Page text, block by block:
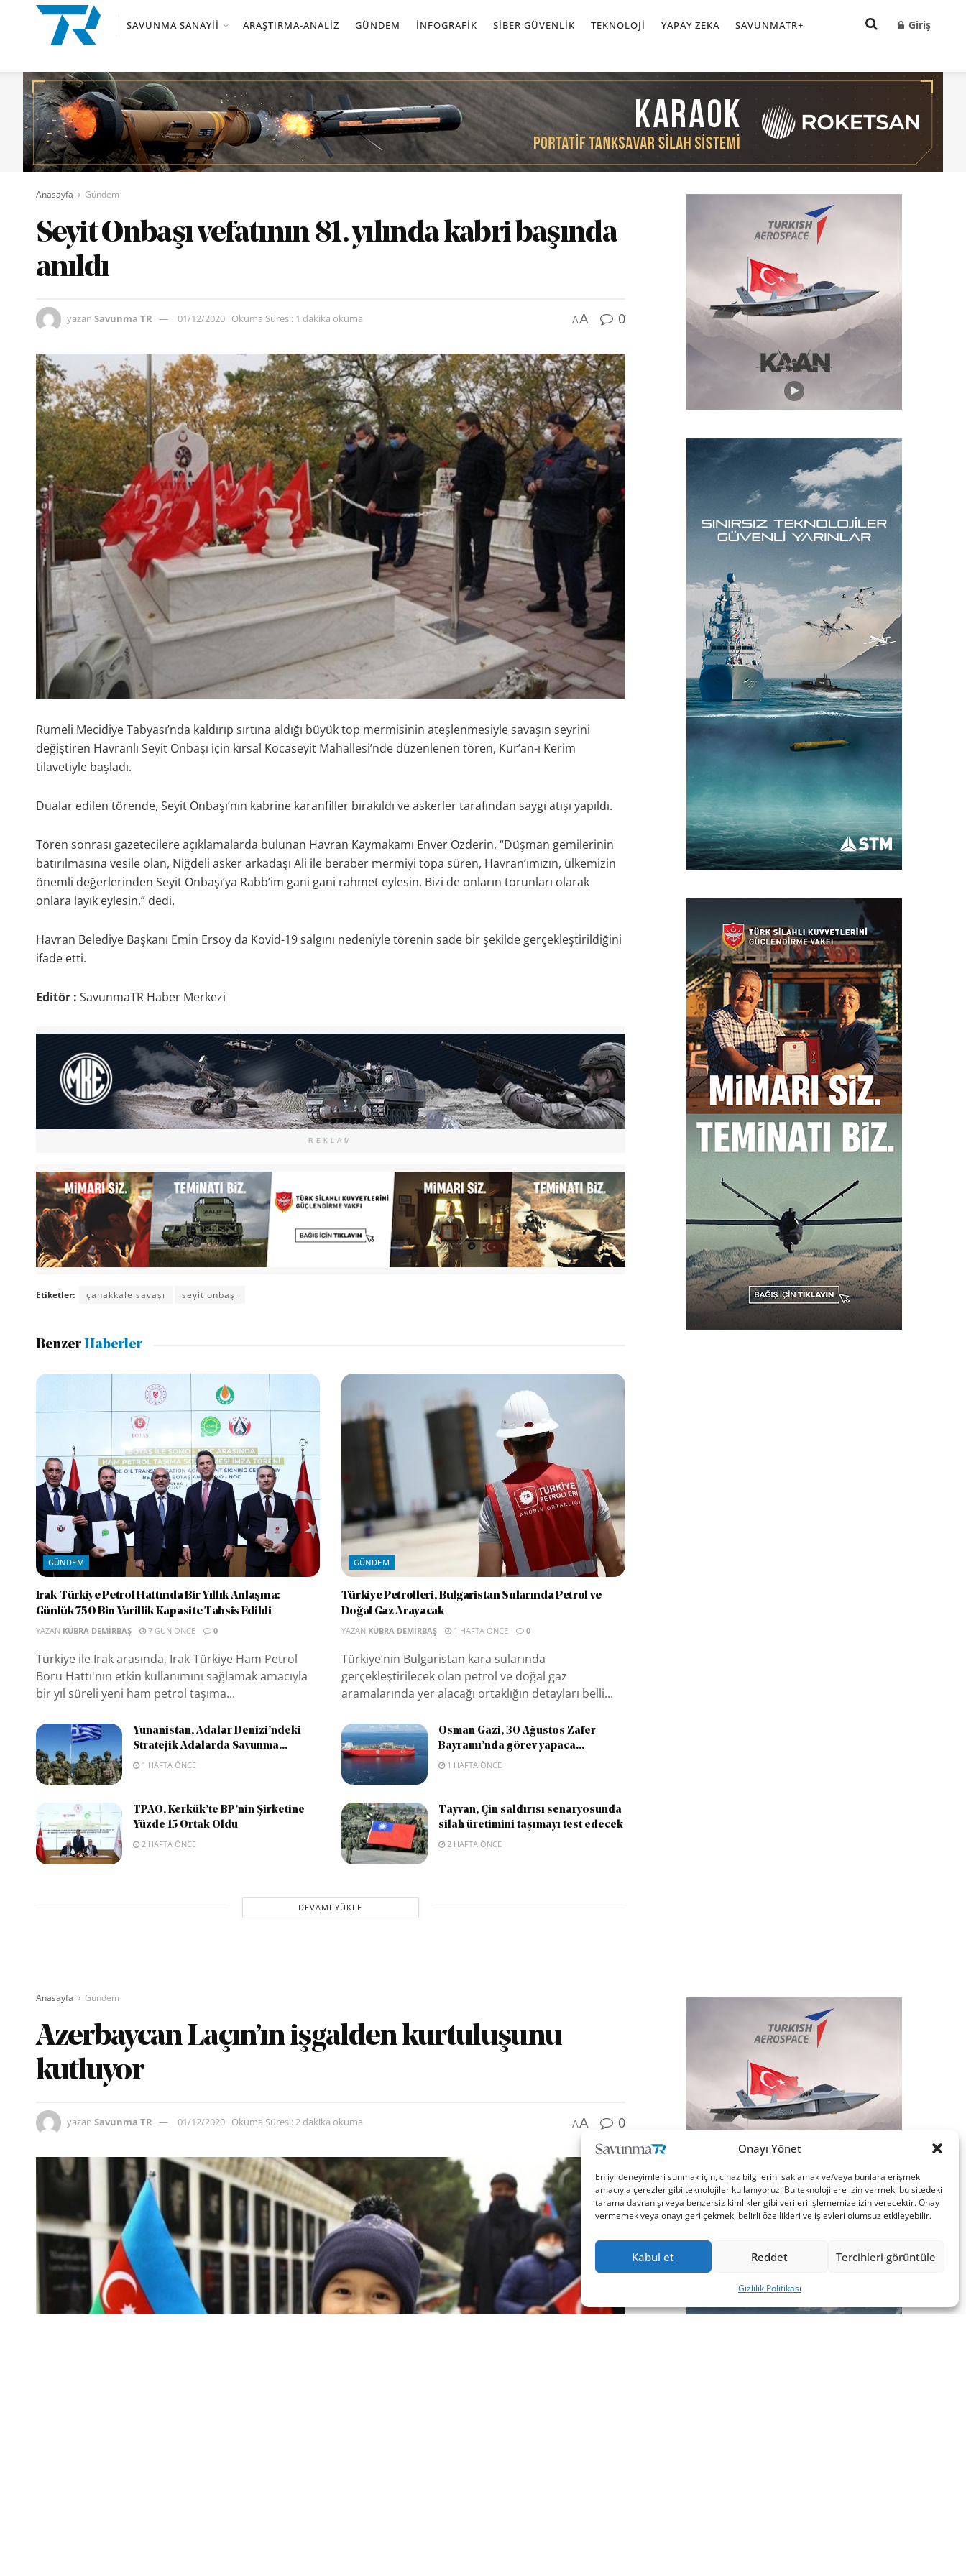
Onayı Yönet
En iyi deneyimleri sunmak için, cihaz bilgilerini saklamak ve/veya bunlara erişmek
amacıyla çerezler gibi teknolojiler kullanıyoruz. Bu teknolojilere izin vermek, bu sitedeki
tarama davranışı veya benzersiz kimlikler gibi verileri işlememize izin verecektir. Onay
vermemek veya onayı geri çekmek, belirli özellikleri ve işlevleri olumsuz etkileyebilir.
Kabul et Reddet Tercihleri görüntüle
Gizlilik Politikası
SAVUNMA SANAYII ARAŞTIRMA-ANALIZ GÜNDEM İNFOGRAFIK SIBER GÜVENLIK TEKNOLOJI YAPAY ZEKA SAVUNMATR+ Giriş
Anasayfa Gündem
Seyit Onbaşı vefatının 81. yılında kabri başında
anıldı
yazan Savunma TR 01/12/2020 Okuma Süresi: 1 dakika okuma AA 0
Rumeli Mecidiye Tabyası’nda kaldırıp sırtına aldığı büyük top mermisinin ateşlenmesiyle savaşın seyrini
değiştiren Havranlı Seyit Onbaşı için kırsal Kocaseyit Mahallesi’nde düzenlenen tören, Kur’an-ı Kerim
tilavetiyle başladı.
Dualar edilen törende, Seyit Onbaşı’nın kabrine karanfiller bırakıldı ve askerler tarafından saygı atışı yapıldı.
Tören sonrası gazetecilere açıklamalarda bulunan Havran Kaymakamı Enver Özderin, “Düşman gemilerinin
batırılmasına vesile olan, Niğdeli asker arkadaşı Ali ile beraber mermiyi topa süren, Havran’ımızın, ülkemizin
önemli değerlerinden Seyit Onbaşı’ya Rabb’im gani gani rahmet eylesin. Bizi de onların torunları olarak
onlara layık eylesin.” dedi.
Havran Belediye Başkanı Emin Ersoy da Kovid-19 salgını nedeniyle törenin sade bir şekilde gerçekleştirildiğini
ifade etti.
Editör : SavunmaTR Haber Merkezi
REKLAM
Etiketler: çanakkale savaşı seyit onbaşı
BenzerHaberler
GÜNDEM
Irak-Türkiye Petrol Hattında Bir Yıllık Anlaşma:
Günlük 750 Bin Varillik Kapasite Tahsis Edildi
YAZAN KÜBRA DEMIRBAŞ 7 GÜN ÖNCE 0
Türkiye ile Irak arasında, Irak-Türkiye Ham Petrol
Boru Hattı'nın etkin kullanımını sağlamak amacıyla
bir yıl süreli yeni ham petrol taşıma...
GÜNDEM
Türkiye Petrolleri, Bulgaristan Sularında Petrol ve
Doğal Gaz Arayacak
YAZAN KÜBRA DEMIRBAŞ 1 HAFTA ÖNCE 0
Türkiye’nin Bulgaristan kara sularında
gerçekleştirilecek olan petrol ve doğal gaz
aramalarında yer alacağı ortaklığın detayları belli...
Yunanistan, Adalar Denizi’ndeki
Stratejik Adalarda Savunma...
1 HAFTA ÖNCE
Osman Gazi, 30 Ağustos Zafer
Bayramı’nda görev yapaca...
1 HAFTA ÖNCE
TPAO, Kerkük’te BP’nin Şirketine
Yüzde 15 Ortak Oldu
2 HAFTA ÖNCE
Tayvan, Çin saldırısı senaryosunda
silah üretimini taşımayı test edecek
2 HAFTA ÖNCE
DEVAMI YÜKLE
Anasayfa Gündem
Azerbaycan Laçın’ın işgalden kurtuluşunu
kutluyor
yazan Savunma TR 01/12/2020 Okuma Süresi: 2 dakika okuma AA 0